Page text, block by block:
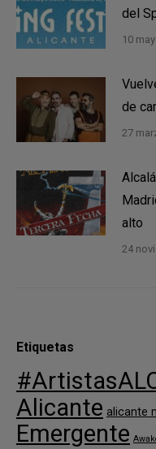
del
10
de
27
alto
24
Etiquetas
Alicante alicante
Emergente